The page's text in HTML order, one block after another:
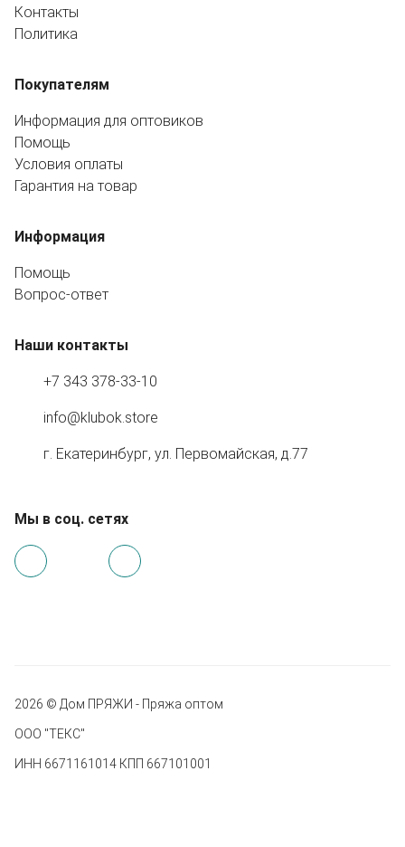
Контакты
Политика
Покупателям
Информация для оптовиков
Помощь
Условия оплаты
Гарантия на товар
Информация
Помощь
Вопрос-ответ
Наши контакты
+7 343 378-33-10
info@klubok.store
г. Екатеринбург, ул. Первомайская, д.77
Мы в соц. сетях
2026 © Дом ПРЯЖИ - Пряжа оптом
ООО "ТЕКС"
ИНН 6671161014 КПП 667101001